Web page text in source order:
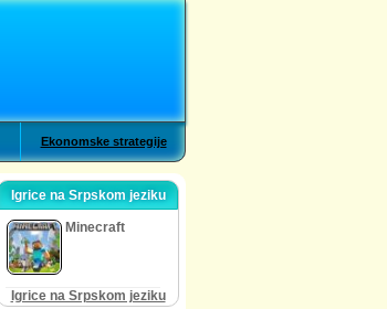
Ekonomske strategije
Igrice na Srpskom jeziku
Minecraft
Igrice na Srpskom jeziku